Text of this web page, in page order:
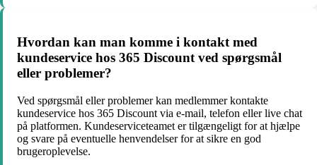
Hvordan kan man komme i kontakt med
kundeservice hos 365 Discount ved spørgsmål
eller problemer?
Ved spørgsmål eller problemer kan medlemmer kontakte
kundeservice hos 365 Discount via e-mail, telefon eller live chat
på platformen. Kundeserviceteamet er tilgængeligt for at hjælpe
og svare på eventuelle henvendelser for at sikre en god
brugeroplevelse.